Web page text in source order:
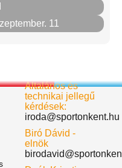
11
Általános és
technikai jellegű
kérdések:
iroda@sportonkent.hu
Biró Dávid -
elnök